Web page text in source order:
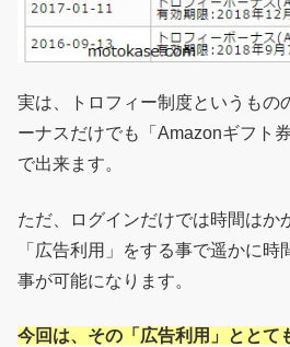
実は、トロフィー制度というもの
ーナスだけでも「Amazonギフト
で出来ます。
ただ、ログインだけでは時間はか
「広告利用」をする事で遥かに時
事が可能になります。
今回は、その「広告利用」ととて